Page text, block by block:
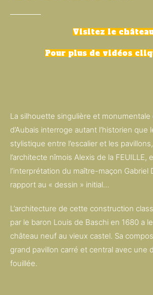
Visitez le
Pour plus de vidéos
La silhouette singulière et monumentale
d’Aubais interroge autant l’historien que
stylistique entre l’escalier et les
l’architecte nîmois Alexis de la FEUILLE,
l’interprétation du maître-maçon Gabriel
rapport au « dessin » initial…
L’architecture de cette construction
par le baron Louis de Baschi en 1680 a
château neuf au vieux castel. Sa
grand pavillon carré et central avec une
fouillée.